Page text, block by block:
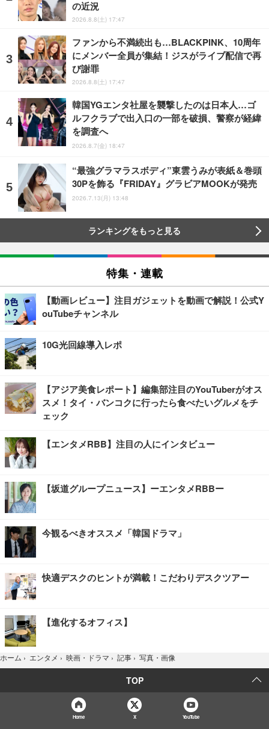
の近況
2026.8.8(土) 17:47
ファンから不満続出も…BLACKPINK、10周年
にメンバー全員が集結！ジスがライブ配信で再
び謝罪
2026.8.8(土) 17:47
韓国YGエンタ社屋を襲撃したのは日本人…ゴ
ルフクラブで出入口の一部を破損、警察が経緯
を調査へ
2026.8.7(金) 18:47
“最強グラマラスボディ”東雲うみが表紙＆巻頭
30Pを飾る『FRIDAY』グラビアMOOKが発売
2026.7.13(月) 13:48
ランキングをもっと見る
特集・連載
【動画レビュー】注目ガジェットを動画で解説！公式Y
ouTubeチャンネル
10G光回線導入レポ
【アジア美食レポート】編集部注目のYouTuberがオス
スメ！タイ・バンコクに行ったら食べたいグルメをチ
ェック
【エンタメRBB】注目の人にインタビュー
【坂道グループニュース】ーエンタメRBBー
今観るべきオススメ「韓国ドラマ」
快適デスクのヒントが満載！こだわりデスクツアー
【進化するオフィス】
ホーム › エンタメ › 映画・ドラマ › 記事 › 写真・画像
TOP
Home X YouTube